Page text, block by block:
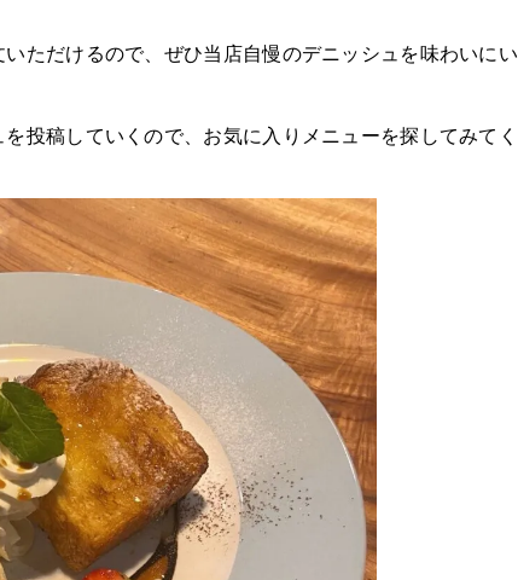
ただけるので、ぜひ当店自慢のデニッシュを味わいにい
投稿していくので、お気に入りメニューを探してみてく